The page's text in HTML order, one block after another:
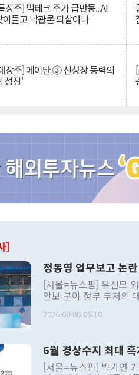
징주] 빅테크 주가 급반등...AI
아들고 낙관론 되살아나
장주] 메이퇀 ③ 신성장 동력의
성장'
]
정동영 업무보고 논란
[서울=뉴스핌] 유신모
안보 분야 정부 부처의
발언 중에는 정부 내 조
주의적 희망에 근거한
관의 대북 정책 관련 발
2026-08-06 06:10
6월 경상수지 최대
[서울=뉴스핌] 박가연